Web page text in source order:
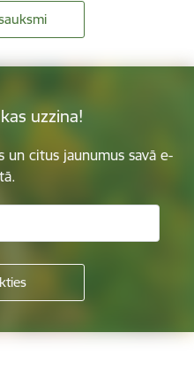
uzzina!
un citus jaunumus savā e-